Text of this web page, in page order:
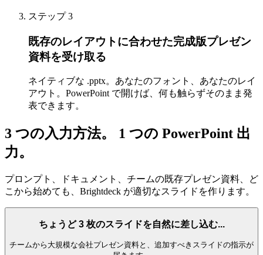
ステップ 3
既存のレイアウトに合わせた完成版プレゼン
資料を受け取る
ネイティブな .pptx。あなたのフォント、あなたのレイ
アウト。PowerPoint で開けば、何も触らずそのまま発
表できます。
3 つの入力方法。 1 つの PowerPoint 出
力。
プロンプト、ドキュメント、チームの既存プレゼン資料、ど
こから始めても、Brightdeck が適切なスライドを作ります。
ちょうど 3 枚のスライドを自然に差し込む...
チームから大規模な会社プレゼン資料と、追加すべきスライドの指示が